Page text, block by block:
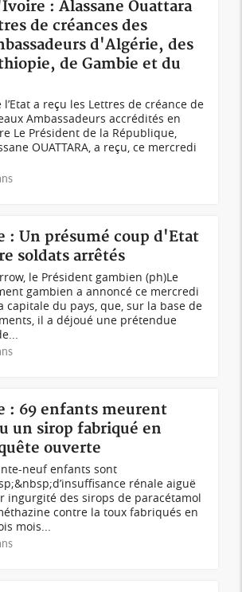
: Alassane Ouattara
de créances des
d'Algérie, des
de Gambie et du
l’Etat a reçu les Lettres de créance de
Ambassadeurs accrédités en
Le Président de la République,
OUATTARA, a reçu, ce mercredi
: Un présumé coup d'Etat
soldats arrêtés
le Président gambien (ph)Le
gambien a annoncé ce mercredi
capitale du pays, que, sur la base de
il a déjoué une prétendue
: 69 enfants meurent
un sirop fabriqué en
ouverte
neuf enfants sont
rénale aiguë
ingurgité des sirops de paracétamol
contre la toux fabriqués en
mois...